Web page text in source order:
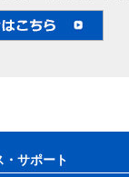
・サポート